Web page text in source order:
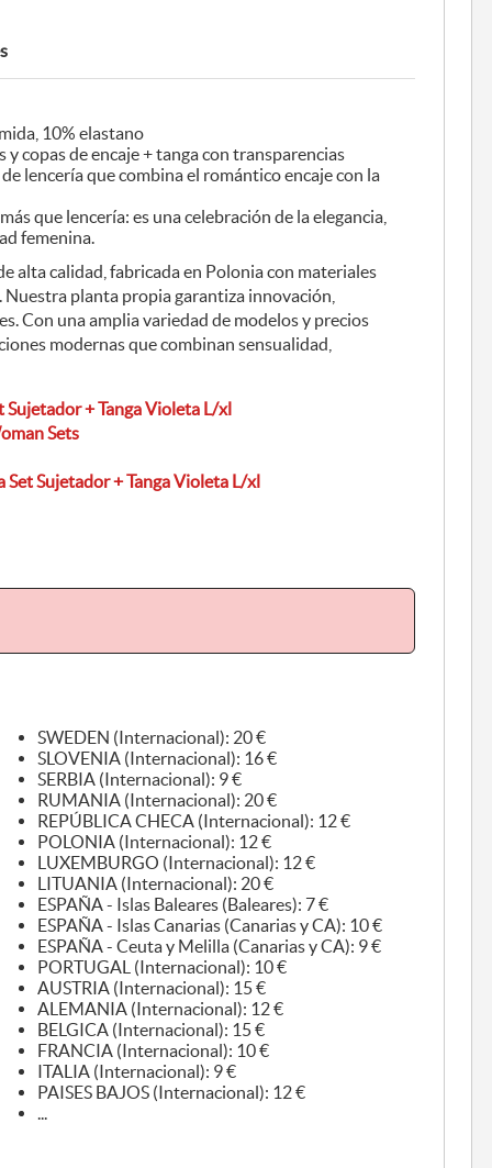
10% elastano
y copas de encaje + tanga con transparencias
lencería que combina el romántico encaje con la
que lencería: es una celebración de la elegancia,
femenina.
alta calidad, fabricada en Polonia con materiales
planta propia garantiza innovación,
Con una amplia variedad de modelos y precios
modernas que combinan sensualidad,
Sujetador + Tanga Violeta L/xl
Sets
Set Sujetador + Tanga Violeta L/xl
SWEDEN (Internacional): 20 €
SLOVENIA (Internacional): 16 €
SERBIA (Internacional): 9 €
RUMANIA (Internacional): 20 €
REPÚBLICA CHECA (Internacional): 12 €
POLONIA (Internacional): 12 €
LUXEMBURGO (Internacional): 12 €
LITUANIA (Internacional): 20 €
ESPAÑA - Islas Baleares (Baleares): 7 €
ESPAÑA - Islas Canarias (Canarias y CA): 10 €
ESPAÑA - Ceuta y Melilla (Canarias y CA): 9 €
PORTUGAL (Internacional): 10 €
AUSTRIA (Internacional): 15 €
ALEMANIA (Internacional): 12 €
BELGICA (Internacional): 15 €
FRANCIA (Internacional): 10 €
ITALIA (Internacional): 9 €
PAISES BAJOS (Internacional): 12 €
...